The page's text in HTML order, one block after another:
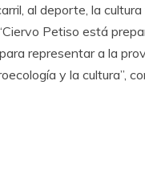
al deporte, la
Petiso está
representar a la
y la cultura”,